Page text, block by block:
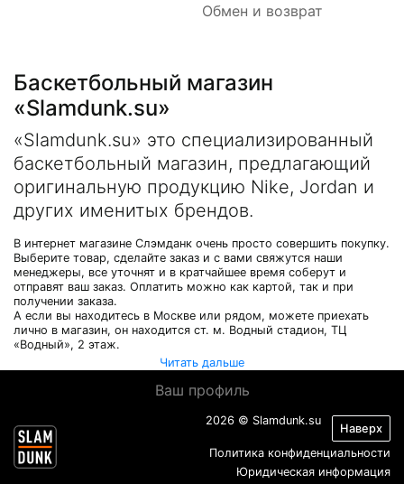
Обмен и возврат
Баскетбольный магазин
«Slamdunk.su»
«Slamdunk.su» это специализированный
баскетбольный магазин, предлагающий
оригинальную продукцию Nike, Jordan и
других именитых брендов.
В интернет магазине Слэмданк очень просто совершить покупку.
Выберите товар, сделайте заказ и с вами свяжутся наши
менеджеры, все уточнят и в кратчайшее время соберут и
отправят ваш заказ. Оплатить можно как картой, так и при
получении заказа.
А если вы находитесь в Москве или рядом, можете приехать
лично в магазин, он находится ст. м. Водный стадион, ТЦ
«Водный», 2 этаж.
Читать дальше
Ваш профиль
Наверх
Политика конфиденциальности
Юридическая информация
2026 © Slamdunk.su